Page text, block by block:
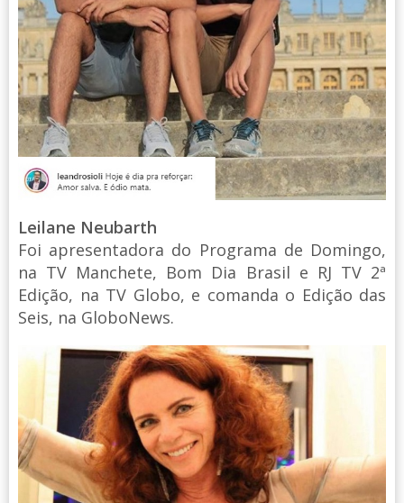
Leilane Neubarth
Foi apresentadora do Programa de Domingo,
na TV Manchete, Bom Dia Brasil e RJ TV 2ª
Edição, na TV Globo, e comanda o Edição das
Seis, na GloboNews.